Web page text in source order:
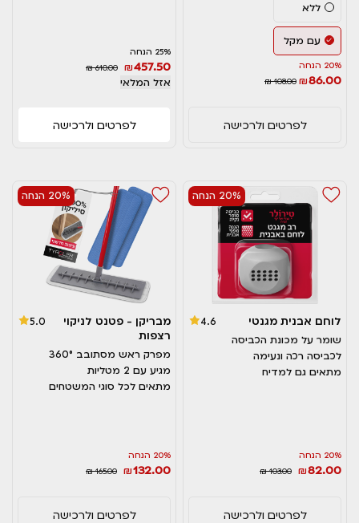
ללא
עם מקל
20% הנחה
₪86.00
₪ 108.00
לפרטים ולרכישה
25% הנחה
₪457.50
₪ 610.00
אזל המלאי
לפרטים ולרכישה
20% הנחה
לוחם אבנית מגנטי
4.6
שומר על מכונת הכביסה
לכביסה רכה ונעימה
מתאים גם למדיח
20% הנחה
₪82.00
₪ 103.00
לפרטים ולרכישה
20% הנחה
מבריקן - פטנט לניקוי
רצפות
5.0
מפרק ראש מסתובב 360°
מגיע עם 2 מטליות
מתאים לכל סוגי המשטחים
20% הנחה
₪132.00
₪ 165.00
לפרטים ולרכישה